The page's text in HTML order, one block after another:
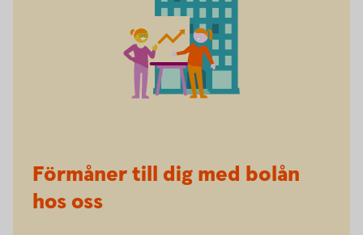
Förmåner till dig med bolån
hos oss